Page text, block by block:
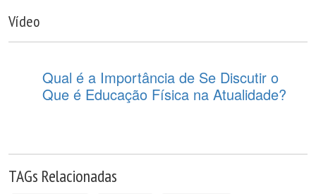
Vídeo
Qual é a Importância de Se Discutir o
Que é Educação Física na Atualidade?
TAGs Relacionadas